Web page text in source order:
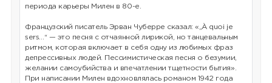
периода карьеры Милен в 80-е.
Французский писатель Эрван Чуберре сказал: «„À quoi je
sers…“ — это песня с отчаянной лирикой, но танцевальным
ритмом, которая включает в себя одну из любимых фраз
депрессивных людей. Пессимистическая песня о безумии,
желании самоубийства и впечатлении тщетности бытия».
При написании Милен вдохновлялась романом 1942 года